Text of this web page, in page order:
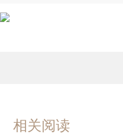
相关阅读